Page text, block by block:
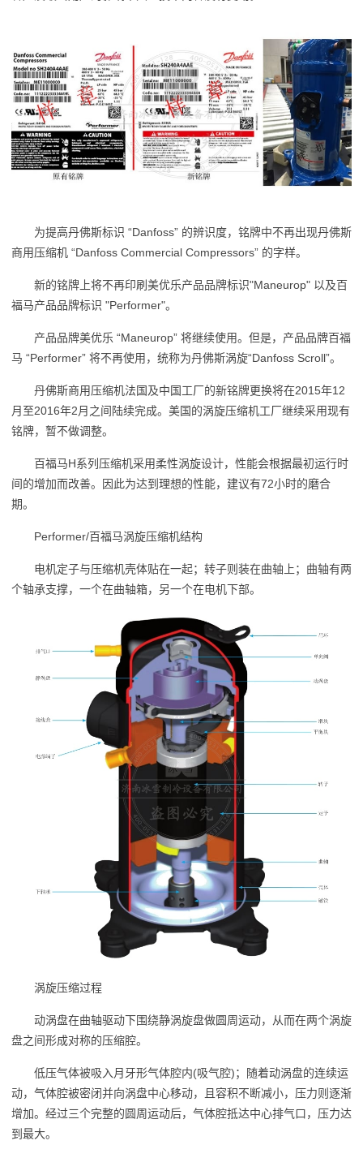
为提高丹佛斯标识 “Danfoss” 的辨识度，铭牌中不再出现丹佛斯
商用压缩机 “Danfoss Commercial Compressors” 的字样。
新的铭牌上将不再印刷美优乐产品品牌标识"Maneurop" 以及百
福马产品品牌标识 "Performer"。
产品品牌美优乐 “Maneurop” 将继续使用。但是，产品品牌百福
马 “Performer” 将不再使用，统称为丹佛斯涡旋“Danfoss Scroll”。
丹佛斯商用压缩机法国及中国工厂的新铭牌更换将在2015年12
月至2016年2月之间陆续完成。美国的涡旋压缩机工厂继续采用现有
铭牌，暂不做调整。
百福马H系列压缩机采用柔性涡旋设计，性能会根据最初运行时
间的增加而改善。因此为达到理想的性能，建议有72小时的磨合
期。
Performer/百福马涡旋压缩机结构
电机定子与压缩机壳体贴在一起；转子则装在曲轴上；曲轴有两
个轴承支撑，一个在曲轴箱，另一个在电机下部。
涡旋压缩过程
动涡盘在曲轴驱动下围绕静涡旋盘做圆周运动，从而在两个涡旋
盘之间形成对称的压缩腔。
低压气体被吸入月牙形气体腔内(吸气腔)；随着动涡盘的连续运
动，气体腔被密闭并向涡盘中心移动，且容积不断减小，压力则逐渐
增加。经过三个完整的圆周运动后，气体腔抵达中心排气口，压力达
到最大。